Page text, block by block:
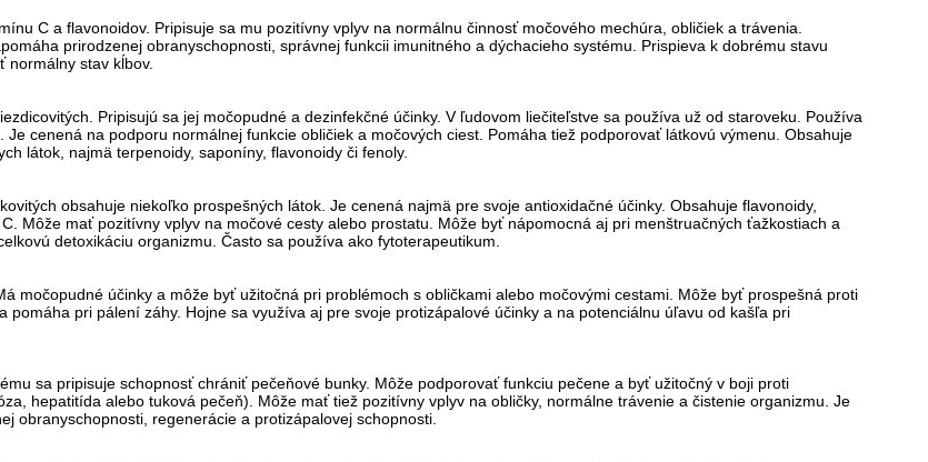
C a flavonoidov. Pripisuje sa mu pozitívny vplyv na normálnu činnosť močového mechúra, obličiek a trávenia.
prirodzenej obranyschopnosti, správnej funkcii imunitného a dýchacieho systému. Prispieva k dobrému stavu
normálny stav kĺbov.
Pripisujú sa jej močopudné a dezinfekčné účinky. V ľudovom liečiteľstve sa používa už od staroveku. Používa
Je cenená na podporu normálnej funkcie obličiek a močových ciest. Pomáha tiež podporovať látkovú výmenu. Obsahuje
látok, najmä terpenoidy, saponíny, flavonoidy či fenoly.
obsahuje niekoľko prospešných látok. Je cenená najmä pre svoje antioxidačné účinky. Obsahuje flavonoidy,
Môže mať pozitívny vplyv na močové cesty alebo prostatu. Môže byť nápomocná aj pri menštruačných ťažkostiach a
detoxikáciu organizmu. Často sa používa ako fytoterapeutikum.
močopudné účinky a môže byť užitočná pri problémoch s obličkami alebo močovými cestami. Môže byť prospešná proti
pomáha pri pálení záhy. Hojne sa využíva aj pre svoje protizápalové účinky a na potenciálnu úľavu od kašľa pri
sa pripisuje schopnosť chrániť pečeňové bunky. Môže podporovať funkciu pečene a byť užitočný v boji proti
hepatitída alebo tuková pečeň). Môže mať tiež pozitívny vplyv na obličky, normálne trávenie a čistenie organizmu. Je
obranyschopnosti, regenerácie a protizápalovej schopnosti.